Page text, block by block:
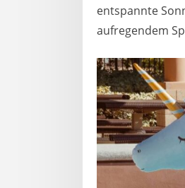
entspannte
aufregendem